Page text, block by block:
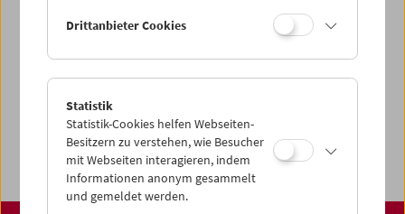
Spielplan
Regelmäßige Programme
Programmarchiv
Ticketinformationen
Drittanbieter Cookies
Statistik
Statistik-Cookies helfen Webseiten-
Besitzern zu verstehen, wie Besucher
mit Webseiten interagieren, indem
Informationen anonym gesammelt
und gemeldet werden.